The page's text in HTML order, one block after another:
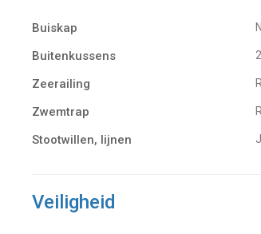
Buiskap
Buitenkussens
Zeerailing
Zwemtrap
Stootwillen, lijnen
Veiligheid